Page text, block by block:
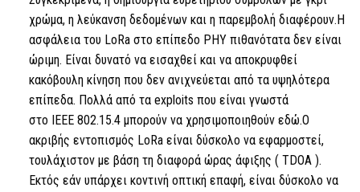
χρώμα, η λεύκανση δεδομένων και η παρεμβολή διαφέρουν.Η
ασφάλεια του LoRaστο επίπεδο PHY πιθανότατα δεν είναι
ώριμη. Είναι δυνατό να εισαχθεί και να αποκρυφθεί
κακόβουλη κίνηση που δεν ανιχνεύεται από τα υψηλότερα
επίπεδα. Πολλά από τα exploits που είναι γνωστά
στο IEEE802.15.4 μπορούν να χρησιμοποιηθούν εδώ.Ο
ακριβής εντοπισμός LoRaείναι δύσκολο να εφαρμοστεί,
τουλάχιστον με βάση τη διαφορά ώρας άφιξης ( TDOA).
Εκτός εάν υπάρχει κοντινή οπτική επαφή, είναι δύσκολο να